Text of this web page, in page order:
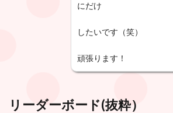
にだけ
したいです （笑）
頑張ります！
リーダーボード(抜粋）